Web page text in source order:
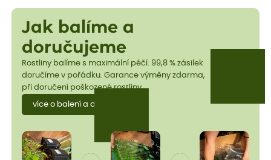
Jak balíme a
doručujeme
Rostliny balíme s maximální péčí. 99,8 % zásilek
doručíme v pořádku. Garance výměny zdarma,
při doručení poškozené rostliny.
více o balení a dopravě